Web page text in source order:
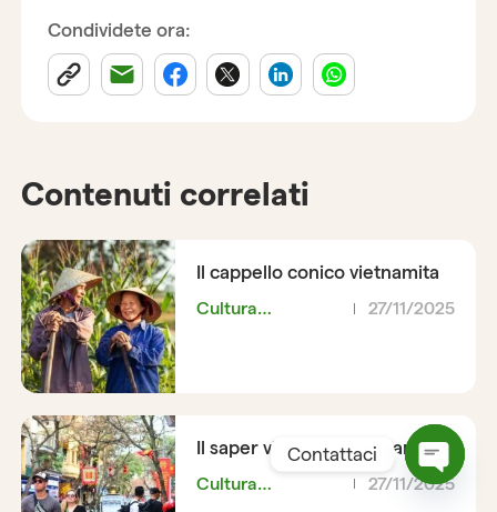
Condividete ora:
Contenuti correlati
Il cappello conico vietnamita
Cultura
27/11/2025
Il saper vivere dei vietnamiti
Cultura
27/11/2025
Contattaci